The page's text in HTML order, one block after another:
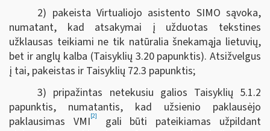
2) pakeista Virtualiojo asistento SIMO sąvoka,
numatant, kad atsakymai į užduotas tekstines
užklausas teikiami ne tik natūralia šnekamąja lietuvių,
bet ir anglų kalba (Taisyklių 3.20 papunktis). Atsižvelgus
į tai, pakeistas ir Taisyklių 72.3 papunktis;
3) pripažintas netekusiu galios Taisyklių 5.1.2
papunktis, numatantis, kad užsienio paklausėjo
paklausimas VMI[2]
gali būti pateikiamas užpildant